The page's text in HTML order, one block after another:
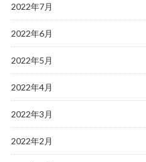
2022年7月
2022年6月
2022年5月
2022年4月
2022年3月
2022年2月